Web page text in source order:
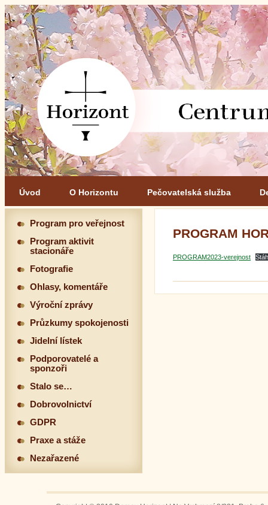
Úvod O Horizontu Pečovatelská služba
PROGRAM
PROGRAM2023-verejnost
Program pro veřejnost
Program aktivit
stacionáře
Fotografie
Ohlasy, komentáře
Výroční zprávy
Průzkumy spokojenosti
Jidelní lístek
Podporovatelé a
sponzoři
Stalo se…
Dobrovolnictví
GDPR
Praxe a stáže
Nezařazené